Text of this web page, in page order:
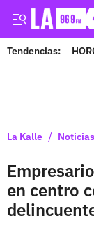
Tendencias:
La Kalle / Noticias
en centro